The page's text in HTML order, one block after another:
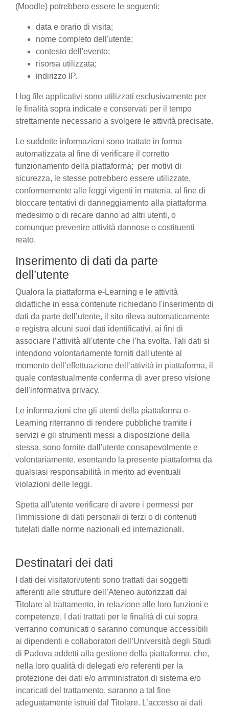
(Moodle) potrebbero essere le seguenti:
data e orario di visita;
nome completo dell'utente;
contesto dell'evento;
risorsa utilizzata;
indirizzo IP.
I log file applicativi sono utilizzati esclusivamente per
le finalità sopra indicate e conservati per il tempo
strettamente necessario a svolgere le attività precisate.
Le suddette informazioni sono trattate in forma
automatizzata al fine di verificare il corretto
funzionamento della piattaforma; per motivi di
sicurezza, le stesse potrebbero essere utilizzate,
conformemente alle leggi vigenti in materia, al fine di
bloccare tentativi di danneggiamento alla piattaforma
medesimo o di recare danno ad altri utenti, o
comunque prevenire attività dannose o costituenti
reato.
Inserimento di dati da parte
dell’utente
Qualora la piattaforma e-Learning e le attività
didattiche in essa contenute richiedano l'inserimento di
dati da parte dell’utente, il sito rileva automaticamente
e registra alcuni suoi dati identificativi, ai fini di
associare l’attività all'utente che l’ha svolta. Tali dati si
intendono volontariamente forniti dall'utente al
momento dell’effettuazione dell’attività in piattaforma, il
quale contestualmente conferma di aver preso visione
dell'informativa privacy.
Le informazioni che gli utenti della piattaforma e-
Learning riterranno di rendere pubbliche tramite i
servizi e gli strumenti messi a disposizione della
stessa, sono fornite dall'utente consapevolmente e
volontariamente, esentando la presente piattaforma da
qualsiasi responsabilità in merito ad eventuali
violazioni delle leggi.
Spetta all'utente verificare di avere i permessi per
l'immissione di dati personali di terzi o di contenuti
tutelati dalle norme nazionali ed internazionali.
Destinatari dei dati
I dati dei visitatori/utenti sono trattati dai soggetti
afferenti alle strutture dell’Ateneo autorizzati dal
Titolare al trattamento, in relazione alle loro funzioni e
competenze. I dati trattati per le finalità di cui sopra
verranno comunicati o saranno comunque accessibili
ai dipendenti e collaboratori dell’Università degli Studi
di Padova addetti alla gestione della piattaforma, che,
nella loro qualità di delegati e/o referenti per la
protezione dei dati e/o amministratori di sistema e/o
incaricati del trattamento, saranno a tal fine
adeguatamente istruiti dal Titolare. L’accesso ai dati